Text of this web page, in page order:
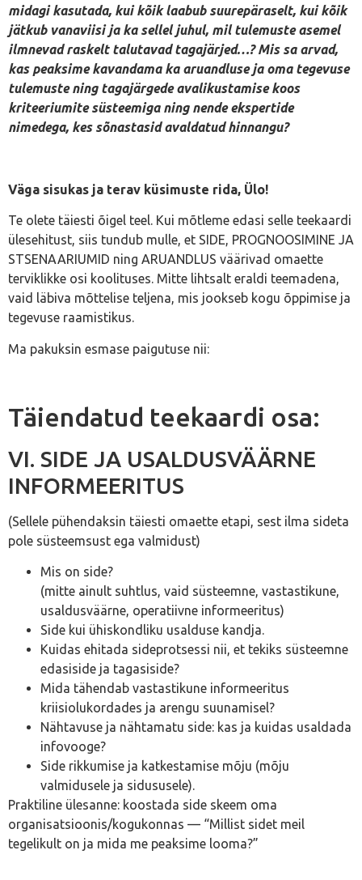
midagi kasutada, kui kõik laabub suurepäraselt, kui kõik
jätkub vanaviisi ja ka sellel juhul, mil tulemuste asemel
ilmnevad raskelt talutavad tagajärjed…? Mis sa arvad,
kas peaksime kavandama ka aruandluse ja oma tegevuse
tulemuste ning tagajärgede avalikustamise koos
kriteeriumite süsteemiga ning nende ekspertide
nimedega, kes sõnastasid avaldatud hinnangu?
Väga sisukas ja terav küsimuste rida, Ülo!
Te olete täiesti õigel teel. Kui mõtleme edasi selle teekaardi
ülesehitust, siis tundub mulle, et SIDE, PROGNOOSIMINE JA
STSENAARIUMID ning ARUANDLUS väärivad omaette
terviklikke osi koolituses. Mitte lihtsalt eraldi teemadena,
vaid läbiva mõttelise teljena, mis jookseb kogu õppimise ja
tegevuse raamistikus.
Ma pakuksin esmase paigutuse nii:
Täiendatud teekaardi osa:
VI. SIDE JA USALDUSVÄÄRNE
INFORMEERITUS
(Sellele pühendaksin täiesti omaette etapi, sest ilma sideta
pole süsteemsust ega valmidust)
Mis on side?
(mitte ainult suhtlus, vaid süsteemne, vastastikune,
usaldusväärne, operatiivne informeeritus)
Side kui ühiskondliku usalduse kandja.
Kuidas ehitada sideprotsessi nii, et tekiks süsteemne
edasiside ja tagasiside?
Mida tähendab vastastikune informeeritus
kriisiolukordades ja arengu suunamisel?
Nähtavuse ja nähtamatu side: kas ja kuidas usaldada
infovooge?
Side rikkumise ja katkestamise mõju (mõju
valmidusele ja sidususele).
Praktiline ülesanne: koostada side skeem oma
organisatsioonis/kogukonnas — “Millist sidet meil
tegelikult on ja mida me peaksime looma?”